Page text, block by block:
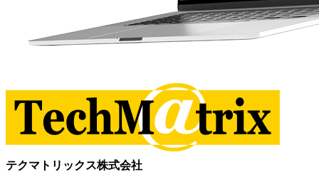
テクマトリックス株式会社